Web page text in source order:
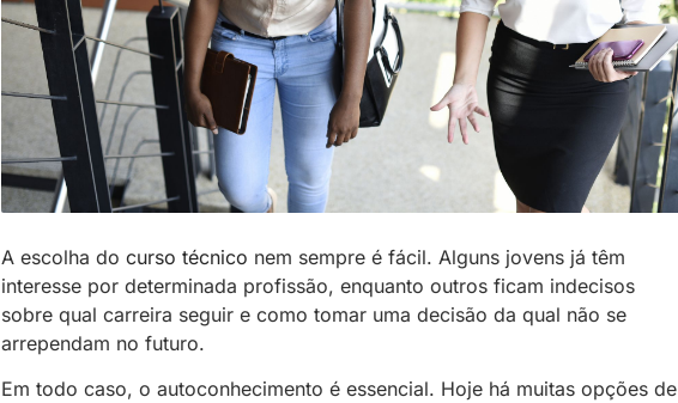
A escolha do curso técnico nem sempre é fácil. Alguns jovens já têm
interesse por determinada profissão, enquanto outros ficam indecisos
sobre qual carreira seguir e como tomar uma decisão da qual não se
arrependam no futuro.
Em todo caso, o autoconhecimento é essencial. Hoje há muitas opções de